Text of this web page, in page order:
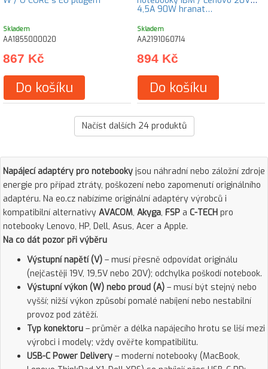
Skladem
AA1855000020
867 Kč
Do košíku
4,5A 90W hranat…
Skladem
AA2191060714
894 Kč
Do košíku
Načíst dalších 24produktů
Napájecí adaptéry pro notebooky jsou náhradní nebo záložní zdroje
energie pro případ ztráty, poškození nebo zapomenutí originálního
adaptéru. Na eo.cz nabízíme originální adaptéry výrobců i
kompatibilní alternativy AVACOM, Akyga, FSP a C-TECH pro
notebooky Lenovo, HP, Dell, Asus, Acer a Apple.
Na co dát pozor při výběru
Výstupní napětí (V) – musí přesně odpovídat originálu
(nejčastěji 19V, 19,5V nebo 20V); odchylka poškodí notebook.
Výstupní výkon (W) nebo proud (A) – musí být stejný nebo
vyšší; nižší výkon způsobí pomalé nabíjení nebo nestabilní
provoz pod zátěží.
Typ konektoru – průměr a délka napájecího hrotu se liší mezi
výrobci i modely; vždy ověřte kompatibilitu.
USB-C Power Delivery – moderní notebooky (MacBook,